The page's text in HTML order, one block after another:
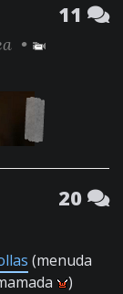
11
•
20
(menuda
)